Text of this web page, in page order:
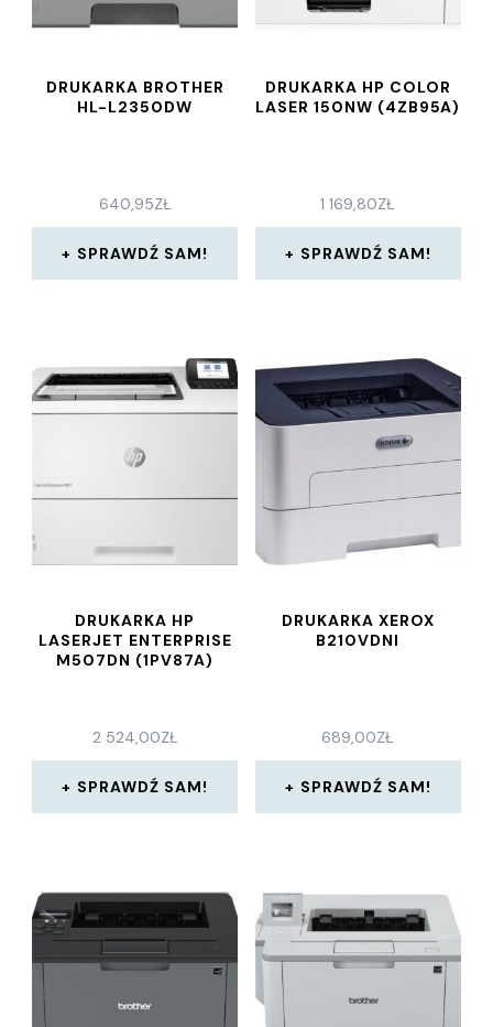
DRUKARKA BROTHER
HL-L2350DW
640,95ZŁ
SPRAWDŹ SAM!
DRUKARKA HP COLOR
LASER 150NW (4ZB95A)
1 169,80ZŁ
SPRAWDŹ SAM!
DRUKARKA HP
LASERJET ENTERPRISE
M507DN (1PV87A)
2 524,00ZŁ
SPRAWDŹ SAM!
DRUKARKA XEROX
B210VDNI
689,00ZŁ
SPRAWDŹ SAM!